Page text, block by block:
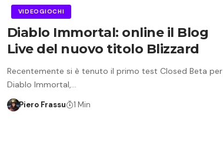
VIDEOGIOCHI
Diablo Immortal: online il Blog
Live del nuovo titolo Blizzard
Recentemente si è tenuto il primo test Closed Beta per
Diablo Immortal,…
Piero Frassu 1 Min